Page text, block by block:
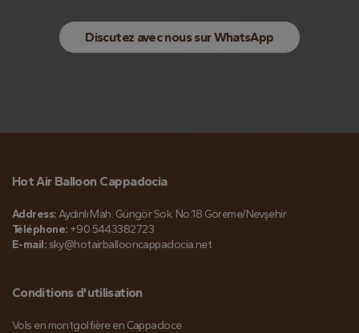
Discutez avec nous sur WhatsApp
Hot Air Balloon Cappadocia
Address:Aydınlı Mah. Güngör Sok. No:18 Göreme/Nevşehir
Téléphone: +90 5443382723
E-mail: sky@hotairballooncappadocia.net
Conditions d'utilisation
Vols en montgolfière en Cappadoce